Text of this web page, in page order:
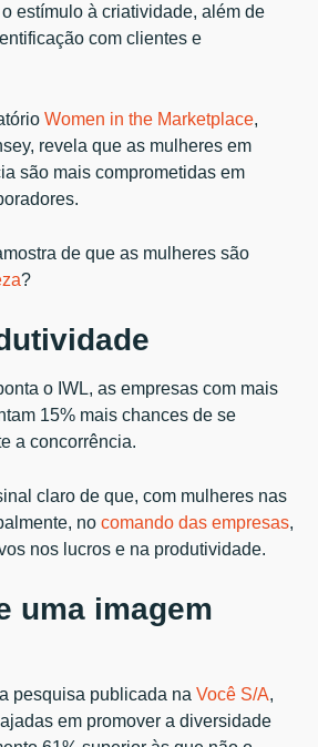
estímulo à criatividade, além de
com clientes e
Women in the Marketplace,
revela que as mulheres em
são mais comprometidas em
de que as mulheres são
?
o IWL, as empresas com mais
15% mais chances de se
a concorrência.
claro de que, com mulheres nas
nocomando das empresas,
nos lucros e na produtividade.
uma imagem
pesquisa publicada naVocê S/A,
em promover a diversidade